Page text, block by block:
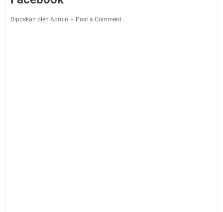
Diposkan oleh Admin Post a Comment